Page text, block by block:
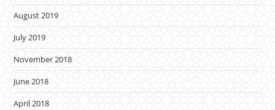
August 2019
July 2019
November 2018
June 2018
April 2018